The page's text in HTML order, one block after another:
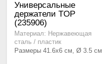
Универсальные
держатели TOP
(235906)
Материал: Нержавеющая
сталь / пластик
Размеры 41.6x6 см, Ø 3.5 см